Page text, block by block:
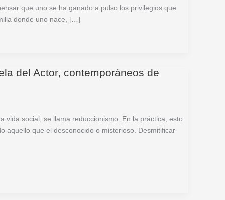
que uno se ha ganado a pulso los privilegios que
donde uno nace, […]
del Actor, contemporáneos de
vida social; se llama reduccionismo. En la práctica, esto
aquello que el desconocido o misterioso. Desmitificar